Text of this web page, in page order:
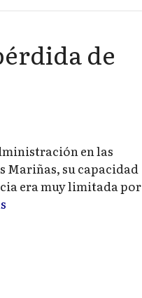
de
en las
Mariñas, su capacidad
era muy limitada por